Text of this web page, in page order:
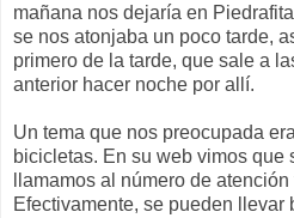
mañana nos dejaría en
se nos atonjaba un poco tarde,
primero de la tarde, que sale a
anterior hacer noche por allí.
Un tema que nos preocupada
bicicletas. En su web vimos
llamamos al número de
Efectivamente, se pueden llevar